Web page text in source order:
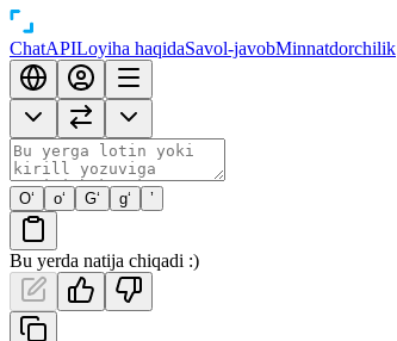
ChatAPILoyiha haqidaSavol-javobMinnatdorchilik
O‘ o‘ G‘ g‘ ’
Bu yerda natija chiqadi :)